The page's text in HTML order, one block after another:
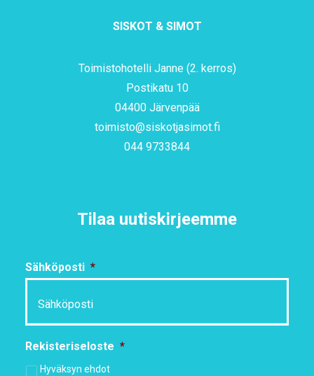
SISKOT & SIMOT
Toimistohotelli Janne (2. kerros)
Postikatu 10
04400 Järvenpää
toimisto@siskotjasimot.fi
044 9733844
Tilaa uutiskirjeemme
Sähköposti *
Rekisteriseloste *
Hyväksyn ehdot